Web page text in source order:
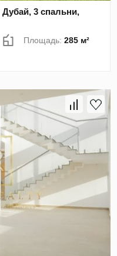
3 спальни,
Площадь:285 м²